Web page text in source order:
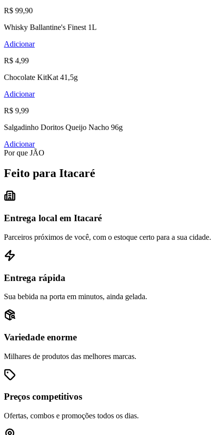
R$ 99,90
Whisky Ballantine's Finest 1L
Adicionar
R$ 4,99
Chocolate KitKat 41,5g
Adicionar
R$ 9,99
Salgadinho Doritos Queijo Nacho 96g
Adicionar
Por que JÃO
Feito para Itacaré
Entrega local em Itacaré
Parceiros próximos de você, com o estoque certo para a sua cidade.
Entrega rápida
Sua bebida na porta em minutos, ainda gelada.
Variedade enorme
Milhares de produtos das melhores marcas.
Preços competitivos
Ofertas, combos e promoções todos os dias.